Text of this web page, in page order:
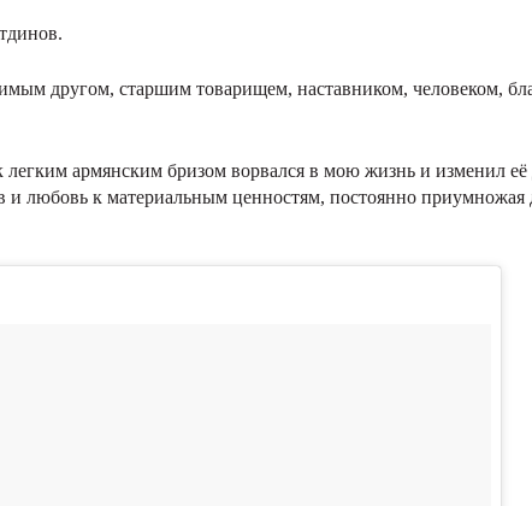
другом, старшим товарищем, наставником, человеком,
легким армянским бризом ворвался в мою жизнь и изменил
и любовь к материальным ценностям, постоянно